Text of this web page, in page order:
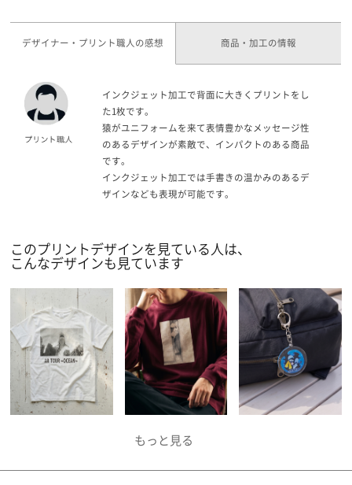
デザイナー・プリント職人の感想 商品・加工の情報
インクジェット加工で背面に大きくプリントをし
た1枚です。
猿がユニフォームを来て表情豊かなメッセージ性
のあるデザインが素敵で、インパクトのある商品
です。
インクジェット加工では手書きの温かみのあるデ
ザインなども表現が可能です。
このプリントデザインを見ている人は、
こんなデザインも見ています